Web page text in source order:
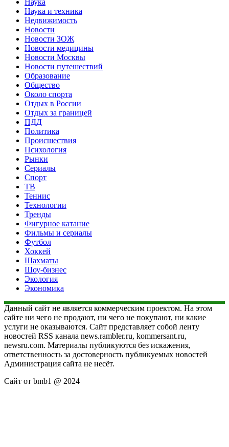
Наука и техника
Недвижимость
Новости
Новости ЗОЖ
Новости медицины
Новости Москвы
Новости путешествий
Образование
Общество
Около спорта
Отдых в России
Отдых за границей
ПДД
Политика
Происшествия
Психология
Рынки
Сериалы
Спорт
ТВ
Теннис
Технологии
Тренды
Фигурное катание
Фильмы и сериалы
Футбол
Хоккей
Шахматы
Шоу-бизнес
Экология
Экономика
Данный сайт не является коммерческим проектом. На этом
сайте ни чего не продают, ни чего не покупают, ни какие
услуги не оказываются. Сайт представляет собой ленту
новостей RSS канала news.rambler.ru, kommersant.ru,
newsru.com. Материалы публикуются без искажения,
ответственность за достоверность публикуемых новостей
Администрация сайта не несёт.
Сайт от bmb1 @ 2024